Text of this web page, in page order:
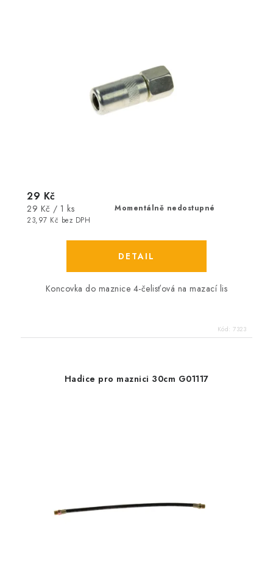
Momentálně nedostupné
23,97 Kč bez DPH
29 Kč
Měrná
cena:
29 Kč / 1 ks
Koncovka do maznice 4-čelisťová na mazací lis
Kód: 7323
Hadice pro maznici 30cm G01117